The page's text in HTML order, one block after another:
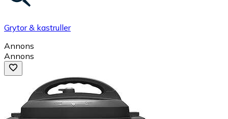
Grytor & kastruller
Annons
Annons